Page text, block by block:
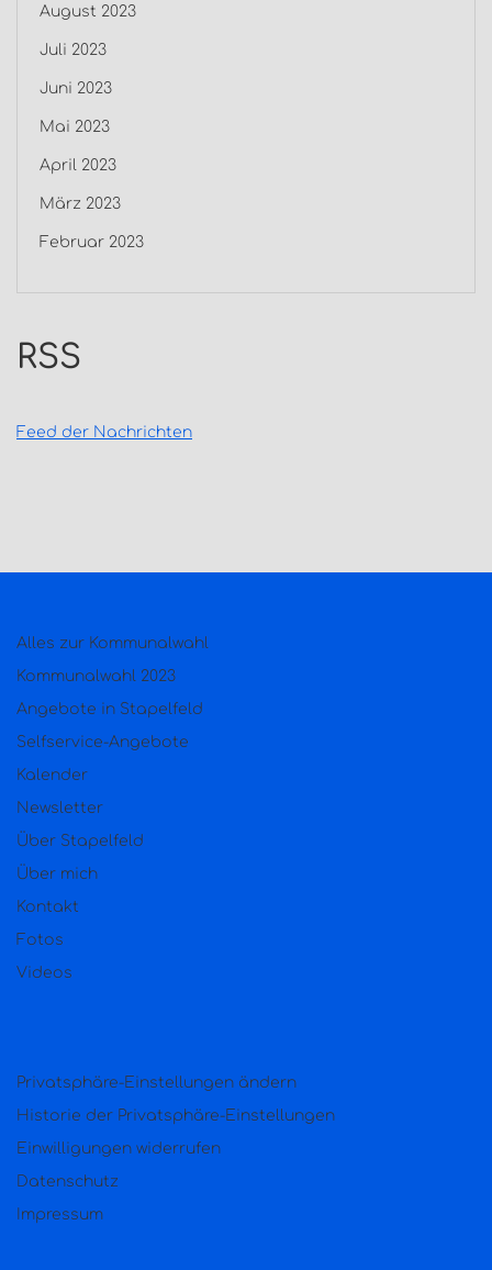
August 2023
Juli 2023
Juni 2023
Mai 2023
April 2023
März 2023
Februar 2023
RSS
Feed der Nachrichten
Alles zur Kommunalwahl
Kommunalwahl 2023
Angebote in Stapelfeld
Selfservice-Angebote
Kalender
Newsletter
Über Stapelfeld
Über mich
Kontakt
Fotos
Videos
Privatsphäre-Einstellungen ändern
Historie der Privatsphäre-Einstellungen
Einwilligungen widerrufen
Datenschutz
Impressum